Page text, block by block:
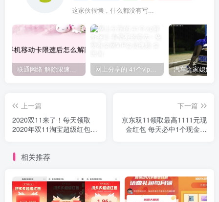
这家伙很懒，什么都没有写...
联通网络 解除限速方法参考！畅享、畅玩、老白干等及其它地区自测了 网上分享的 41个vip解析接口 有需要的拿去~ 免费看全网VIP会员视频
上一篇
2020双11来了！每天领取
2020年双11淘宝超级红包
下一篇
京东双11领取最高1111元现
金红包 每天必中1个现金红
相关推荐